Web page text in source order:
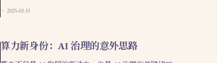
2025-03-15
算力新身份：AI 治理的意外思路